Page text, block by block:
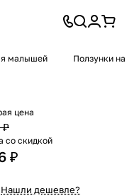
малышей Ползунки
цена
₽
со скидкой
₽
Нашли дешевле?